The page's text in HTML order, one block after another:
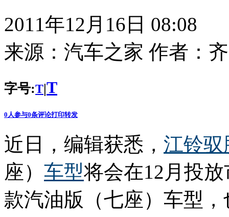
2011年12月16日 08:08
来源： 汽车之家 作者：
字号:T|T
0 人参与0条评论打印转发
近日，编辑获悉， 江铃驭
座） 车型将会在12月投
款汽油版（七座）车型